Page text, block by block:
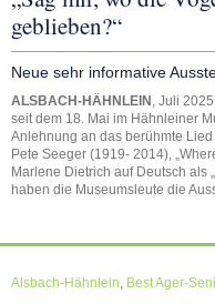
geblieben?“
Neue sehr informative
ALSBACH-HÄHNLEIN , Juli
seit dem 18. Mai im Hähnleiner
Anlehnung an das berühmte
Pete Seeger (1919- 2014),
Marlene Dietrich auf Deutsch als
haben die Museumsleute die
Alsbach-Hähnlein, Best Ager-